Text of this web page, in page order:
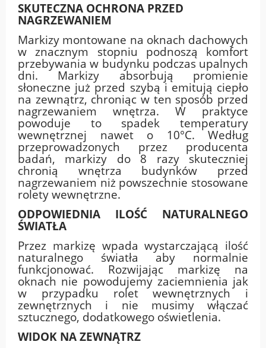
SKUTECZNA OCHRONA PRZED
NAGRZEWANIEM
Markizy montowane na oknach dachowych
w znacznym stopniu podnoszą komfort
przebywania w budynku podczas upalnych
dni. Markizy absorbują promienie
słoneczne już przed szybą i emitują ciepło
na zewnątrz, chroniąc w ten sposób przed
nagrzewaniem wnętrza. W praktyce
powoduje to spadek temperatury
wewnętrznej nawet o 10°C. Według
przeprowadzonych przez producenta
badań, markizy do 8 razy skuteczniej
chronią wnętrza budynków przed
nagrzewaniem niż powszechnie stosowane
rolety wewnętrzne.
ODPOWIEDNIA ILOŚĆ NATURALNEGO
ŚWIATŁA
Przez markizę wpada wystarczającą ilość
naturalnego światła aby normalnie
funkcjonować. Rozwijając markizę na
oknach nie powodujemy zaciemnienia jak
w przypadku rolet wewnętrznych i
zewnętrznych i nie musimy włączać
sztucznego, dodatkowego oświetlenia.
WIDOK NA ZEWNĄTRZ